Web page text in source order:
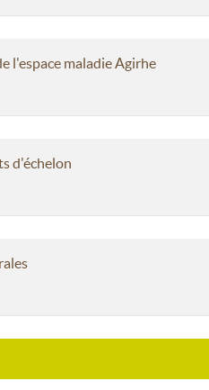
l'espace maladie Agirhe
d'échelon